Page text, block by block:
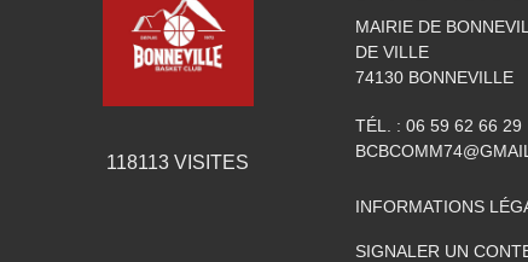
118113 VISITES
MAIRIE DE
DE VILLE
74130 BONNEVILLE
TÉL. : 06 59 62 66 29
INFORMATIONS
SIGNALER UN